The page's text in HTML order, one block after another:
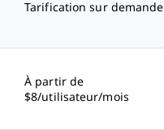
Tarification sur demande
À partir de
$8/utilisateur/mois